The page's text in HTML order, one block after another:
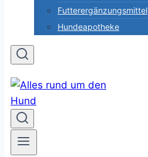
Futterergänzungsmittel
Hundeapotheke